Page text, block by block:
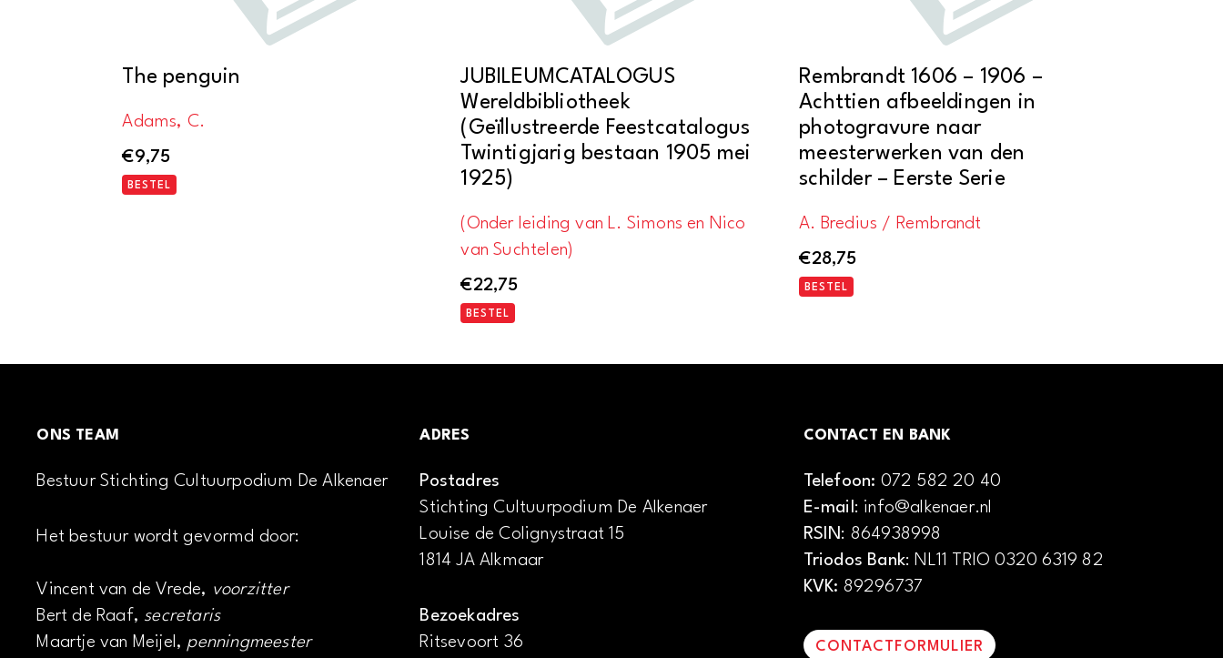
The penguin
Adams, C.
€9,75
BESTEL
JUBILEUMCATALOGUS
Wereldbibliotheek
(Geïllustreerde Feestcatalogus
Twintigjarig bestaan 1905 mei
1925)
(Onder leiding van L. Simons en Nico
van Suchtelen)
€22,75
BESTEL
Rembrandt 1606 – 1906 –
Achttien afbeeldingen in
photogravure naar
meesterwerken van den
schilder – Eerste Serie
A. Bredius / Rembrandt
€28,75
BESTEL
ONS TEAM
Bestuur Stichting Cultuurpodium De Alkenaer
Het bestuur wordt gevormd door:
Vincent van de Vrede, voorzitter
Bert de Raaf, secretaris
Maartje van Meijel, penningmeester
ADRES
Postadres
Stichting Cultuurpodium De Alkenaer
Louise de Colignystraat 15
1814 JA Alkmaar
Bezoekadres
Ritsevoort 36
CONTACT EN BANK
Telefoon: 072 582 20 40
E-mail: info@alkenaer.nl
RSIN: 864938998
Triodos Bank: NL11 TRIO 0320 6319 82
KVK: 89296737
CONTACTFORMULIER